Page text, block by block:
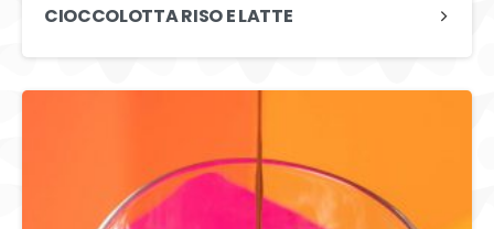
CIOCCOLOTTA RISO E LATTE